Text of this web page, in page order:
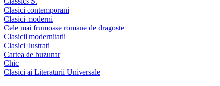
Clasici contemporani
Clasici moderni
Cele mai frumoase romane de dragoste
Clasicii modernitatii
Clasici ilustrati
Cartea de buzunar
Chic
Clasici ai Literaturii Universale